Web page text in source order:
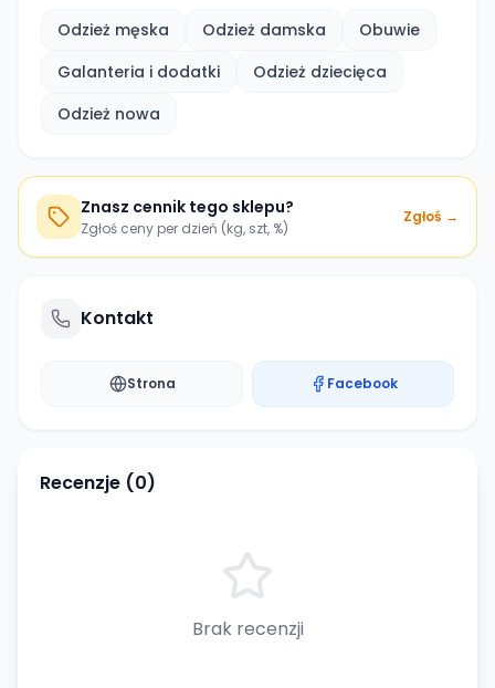
Odzież męska Odzież damska
Obuwie
Galanteria i dodatki
Odzież dziecięca
Odzież nowa
Znasz cennik tego sklepu?
Zgłoś ceny per dzień (kg, szt, %)
Zgłoś →
Kontakt
Strona Facebook
Recenzje (0)
Brak recenzji